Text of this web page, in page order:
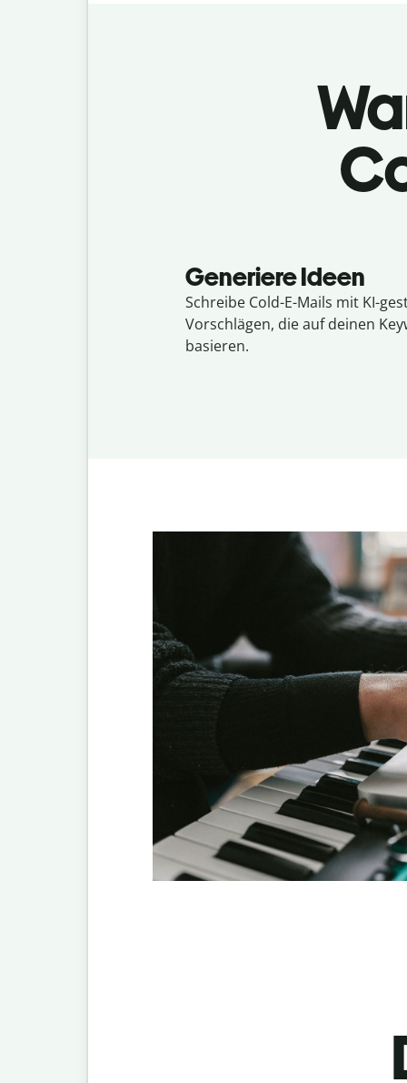
Generiere Ideen
Schreibe Cold-E-Mails mit KI-
Vorschlägen, die auf deinen
basieren.